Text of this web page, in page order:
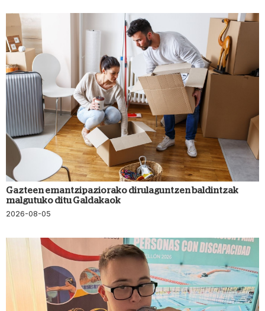
Gazteen emantzipaziorako dirulaguntzen baldintzak
malgutuko ditu Galdakaok
2026-08-05